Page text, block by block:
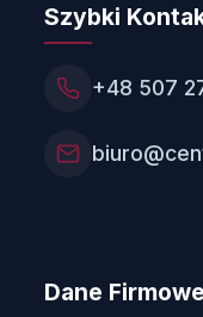
Szybki
+48 507
Dane Firmowe